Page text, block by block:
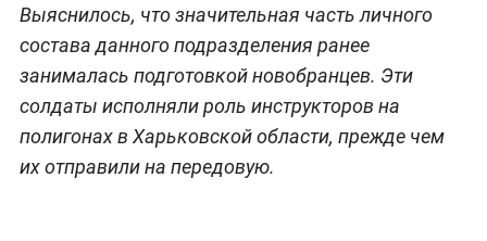
Выяснилось, что значительная часть личного
состава данного подразделения ранее
занималась подготовкой новобранцев. Эти
солдаты исполняли роль инструкторов на
полигонах в Харьковской области, прежде чем
их отправили на передовую.